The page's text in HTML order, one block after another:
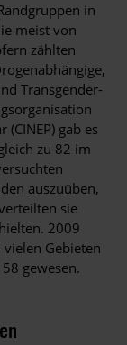
in
meist von
zählten
Transgender-
gab es
zu 82 im
auszuüben,
sie
2009
Gebieten
gewesen.